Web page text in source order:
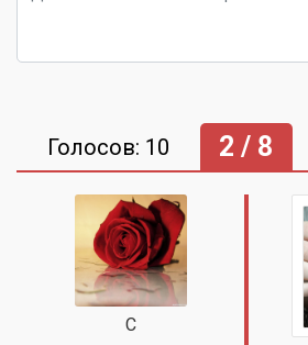
Голосов: 10 2 / 8
С